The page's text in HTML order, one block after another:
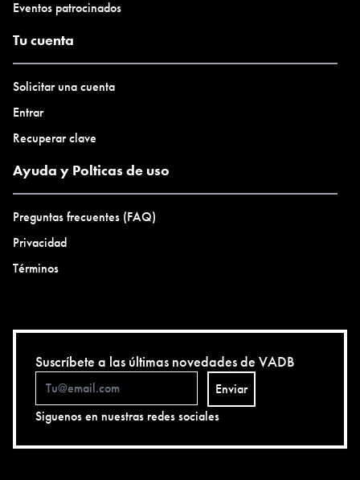
Eventos patrocinados
Tu cuenta
Solicitar una cuenta
Entrar
Recuperar clave
Ayuda y Polticas de uso
Preguntas frecuentes (FAQ)
Privacidad
Términos
Suscríbete a las últimas novedades de VADB
Enviar
Siguenos en nuestras redes sociales